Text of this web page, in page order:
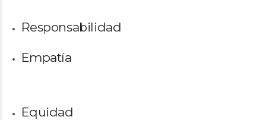
Responsabilidad
Empatía
Equidad